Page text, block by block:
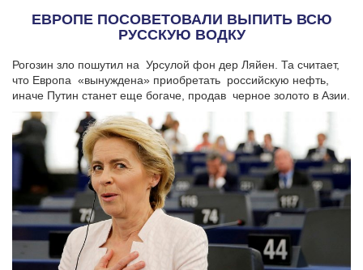
ЕВРОПЕ ПОСОВЕТОВАЛИ ВЫПИТЬ ВСЮ
РУССКУЮ ВОДКУ
Рогозин зло пошутил на Урсулой фон дер Ляйен. Та считает,
что Европа «вынуждена» приобретать российскую нефть,
иначе Путин станет еще богаче, продав черное золото в Азии.